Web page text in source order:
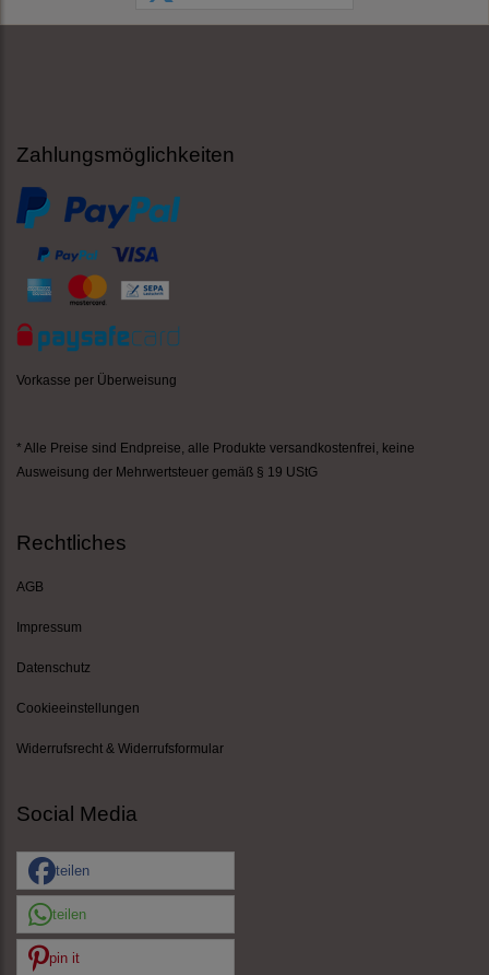
Zahlungsmöglichkeiten
Vorkasse per Überweisung
* Alle Preise sind Endpreise, alle Produkte versandkostenfrei , keine
Ausweisung der Mehrwertsteuer gemäß § 19 UStG
Rechtliches
AGB
Impressum
Datenschutz
Cookieeinstellungen
Widerrufsrecht & Widerrufsformular
Social Media
teilen
teilen
pin it